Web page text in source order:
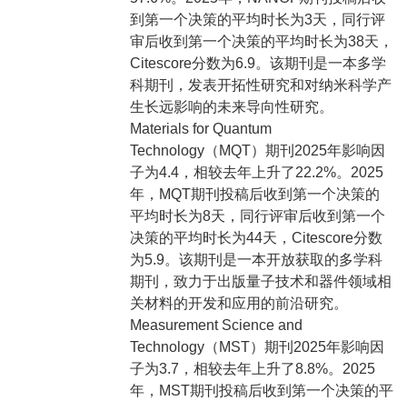
到第一个决策的平均时长为3天，同行评
审后收到第一个决策的平均时长为38天，
Citescore分数为6.9。该期刊是一本多学
科期刊，发表开拓性研究和对纳米科学产
生长远影响的未来导向性研究。
Materials for Quantum
Technology（MQT）期刊2025年影响因
子为4.4，相较去年上升了22.2%。2025
年，MQT期刊投稿后收到第一个决策的
平均时长为8天，同行评审后收到第一个
决策的平均时长为44天，Citescore分数
为5.9。该期刊是一本开放获取的多学科
期刊，致力于出版量子技术和器件领域相
关材料的开发和应用的前沿研究。
Measurement Science and
Technology（MST）期刊2025年影响因
子为3.7，相较去年上升了8.8%。2025
年，MST期刊投稿后收到第一个决策的平